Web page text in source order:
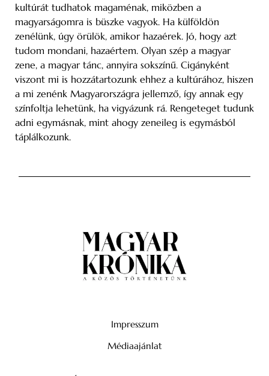
kultúrát tudhatok magaménak, miközben a
magyarságomra is büszke vagyok. Ha külföldön
zenélünk, úgy örülök, amikor hazaérek. Jó, hogy azt
tudom mondani, hazaértem. Olyan szép a magyar
zene, a magyar tánc, annyira sokszínű. Cigányként
viszont mi is hozzátartozunk ehhez a kultúrához, hiszen
a mi zenénk Magyarországra jellemző, így annak egy
színfoltja lehetünk, ha vigyázunk rá. Rengeteget tudunk
adni egymásnak, mint ahogy zeneileg is egymásból
táplálkozunk.
Impresszum
Médiaajánlat